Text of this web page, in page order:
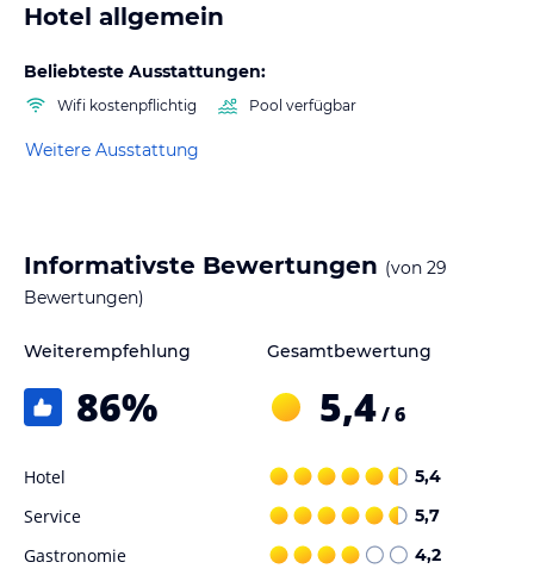
Hotel allgemein
Beliebteste Ausstattungen:
Wifi kostenpflichtig Pool verfügbar
Weitere Ausstattung
Informativste Bewertungen (von 29
Bewertungen)
Weiterempfehlung
86%
Gesamtbewertung
5,4/ 6
Hotel 5,4
Service 5,7
Gastronomie 4,2